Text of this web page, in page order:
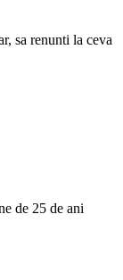
sa renunti la ceva
de 25 de ani